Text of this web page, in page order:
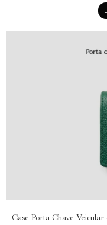
Case Porta Chave